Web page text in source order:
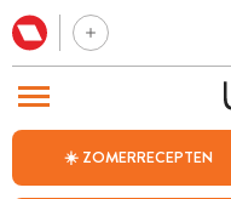
☀️ ZOMERRECEPTEN
BEZOEK ONZE ANDERE WEBSITES